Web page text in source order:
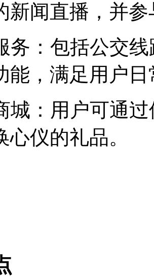
新闻直播，并
务：包括公交
能，满足用户
城：用户可通
心仪的礼品。